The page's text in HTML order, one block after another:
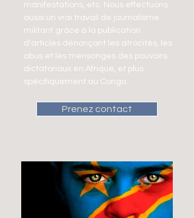
manifestations, etc. Nous effectuons
aussi un vrai travail de journalisme
militant grâce à la publication
d'articles dénonçant les atrocités, les
abus et les mensonges des pouvoirs
dictatoriaux en Afrique, et plus
spécifiquement au Congo.
Prenez contact